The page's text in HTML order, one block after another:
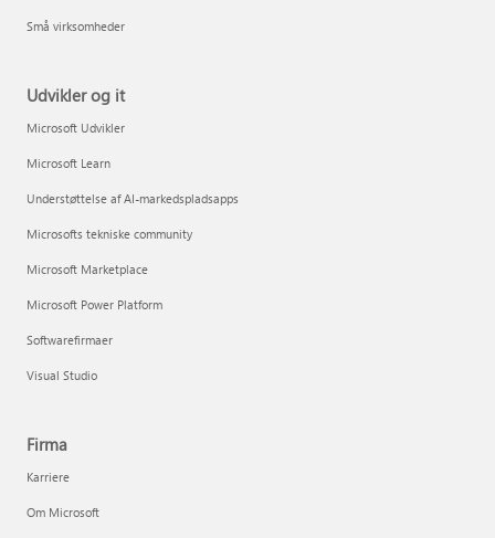
Små virksomheder
Udvikler og it
Microsoft Udvikler
Microsoft Learn
Understøttelse af AI-markedspladsapps
Microsofts tekniske community
Microsoft Marketplace
Microsoft Power Platform
Softwarefirmaer
Visual Studio
Firma
Karriere
Om Microsoft